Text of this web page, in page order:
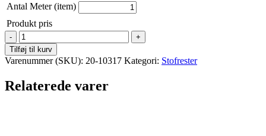
Antal Meter (item)
Produkt pris
Jersey
-
REST
-
have
Tilføj til kurv
Varenummer (SKU): 20-10317 Kategori: Stofrester
Relaterede varer